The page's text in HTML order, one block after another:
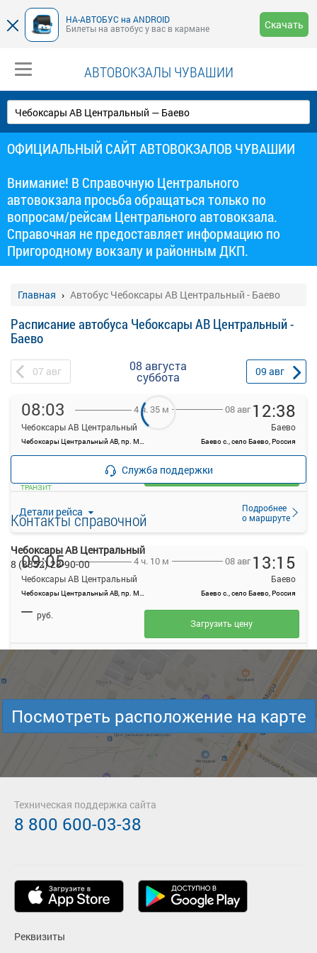
НА-АВТОБУС на ANDROID
Билеты на автобус у вас в кармане
Скачать
АВТОВОКЗАЛЫ ЧУВАШИИ
ОФИЦИАЛЬНЫЙ САЙТ АВТОВОКЗАЛОВ ЧУВАШИИ
Внимание! В Справочную Центрального
автовокзала просьба обращаться только по
вопросам/рейсам Центрального автовокзала.
Справочная не предоставляет информацию по
Пригородному вокзалу и районным ДКП.
Главная Автобус Чебоксары АВ Центральный - Баево
Расписание автобуса Чебоксары АВ Центральный -
Баево
07 авг 08 августа
суббота 09 авг
08:03
Чебоксары АВ Центральный
Чебоксары Центральный АВ, пр. Мира, 78, г. Чебоксары
4 ч. 35 м 08 авг 12:38
Баево
Баево с., село Баево, Россия
Детали рейса
Подробнее
о маршруте
—
ТРАНЗИТ
Загрузить цену
09:05
Чебоксары АВ Центральный
Чебоксары Центральный АВ, пр. Мира, 78, г. Чебоксары
4 ч. 10 м 08 авг 13:15
Баево
Баево с., село Баево, Россия
Детали рейса
Подробнее
о маршруте
— руб.
Загрузить цену
Служба поддержки
Контакты справочной
Чебоксары АВ Центральный
8 (8352) 28-90-00
Посмотреть расположение на карте
Реквизиты
Техническая поддержка сайта
8 800 600-03-38